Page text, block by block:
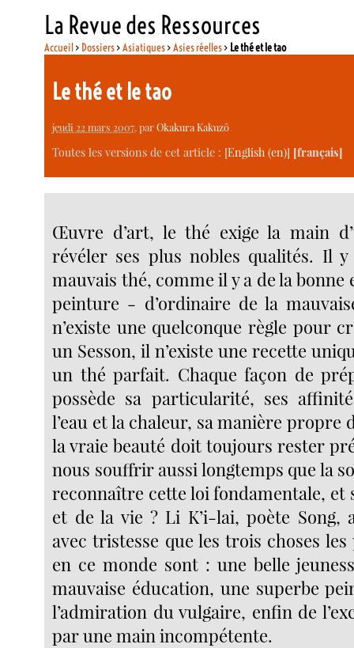
La Revue des Ressources
Accueil> Dossiers>Asiatiques>Asies réelles> Le thé et le tao
Le thé et le tao
jeudi 22 mars 2007, parOkakura Kakuzô
Toutes les versions de cet article : [English ] [français]
Œuvre d’art, le thé exige la main
révéler ses plus nobles qualités. Il
mauvais thé, comme il y a de la bonne
peinture - d’ordinaire de la
n’existe une quelconque règle pour
un Sesson, il n’existe une recette
un thé parfait. Chaque façon de
possède sa particularité, ses
l’eau et la chaleur, sa manière propre
la vraie beauté doit toujours rester
nous souffrir aussi longtemps que la
reconnaître cette loi fondamentale, et
et de la vie ? Li K’i-lai, poète Song,
avec tristesse que les trois choses
en ce monde sont : une belle
mauvaise éducation, une superbe
l’admiration du vulgaire, enfin de
par une main incompétente.